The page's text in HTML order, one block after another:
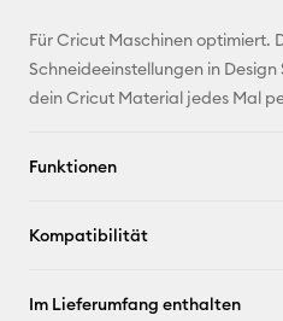
Für Cricut Maschinen optimiert.
Schneideeinstellungen in
dein Cricut Material jedes Mal
Funktionen
Kompatibilität
Im Lieferumfang enthalten